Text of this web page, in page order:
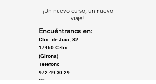
¡Un nuevo curso, un nuevo
viaje!
Encuéntranos en:
Ctra. de Juià, 82
17460 Celrà
(Girona)
Teléfono
972 49 30 29
Whatsapp